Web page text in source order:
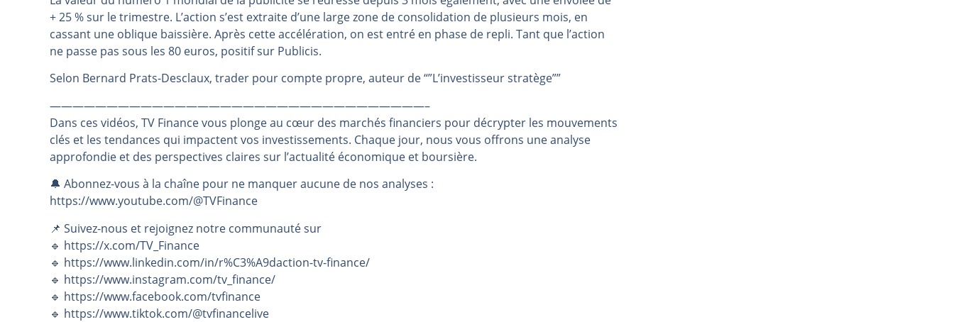
Pourquoi 6 guerres explosent en même temps cette semaine | par Louis-Antoine Michelet
Les investisseurs y croient toujours | Point Stratégique Hebdomadaire – Éric Galiègue
Une inertie haussière qui ralentit | Antoine Quesada – Chrono CAC
Pourquoi le monde entier vacille en même temps cette semaine ? | par Louis-Antoine Michelet
+ 25 % sur le trimestre. L’action s’est extraite d’une large zone de consolidation de plusieurs mois, en
cassant une oblique baissière. Après cette accélération, on est entré en phase de repli. Tant que l’action
ne passe pas sous les 80 euros, positif sur Publicis.
Selon Bernard Prats-Desclaux, trader pour compte propre, auteur de “”L’investisseur stratège””
—————————————————————————————————–
Dans ces vidéos, TV Finance vous plonge au cœur des marchés financiers pour décrypter les mouvements
clés et les tendances qui impactent vos investissements. Chaque jour, nous vous offrons une analyse
approfondie et des perspectives claires sur l’actualité économique et boursière.
🔔 Abonnez-vous à la chaîne pour ne manquer aucune de nos analyses :
https://www.youtube.com/@TVFinance
📌 Suivez-nous et rejoignez notre communauté sur
🔹 https://x.com/TV_Finance
🔹 https://www.linkedin.com/in/r%C3%A9daction-tv-finance/
🔹 https://www.instagram.com/tv_finance/
🔹 https://www.facebook.com/tvfinance
🔹 https://www.tiktok.com/@tvfinancelive